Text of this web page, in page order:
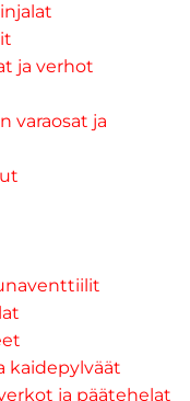
ja verhot
varaosat ja
kaidepylväät
ja päätehelat